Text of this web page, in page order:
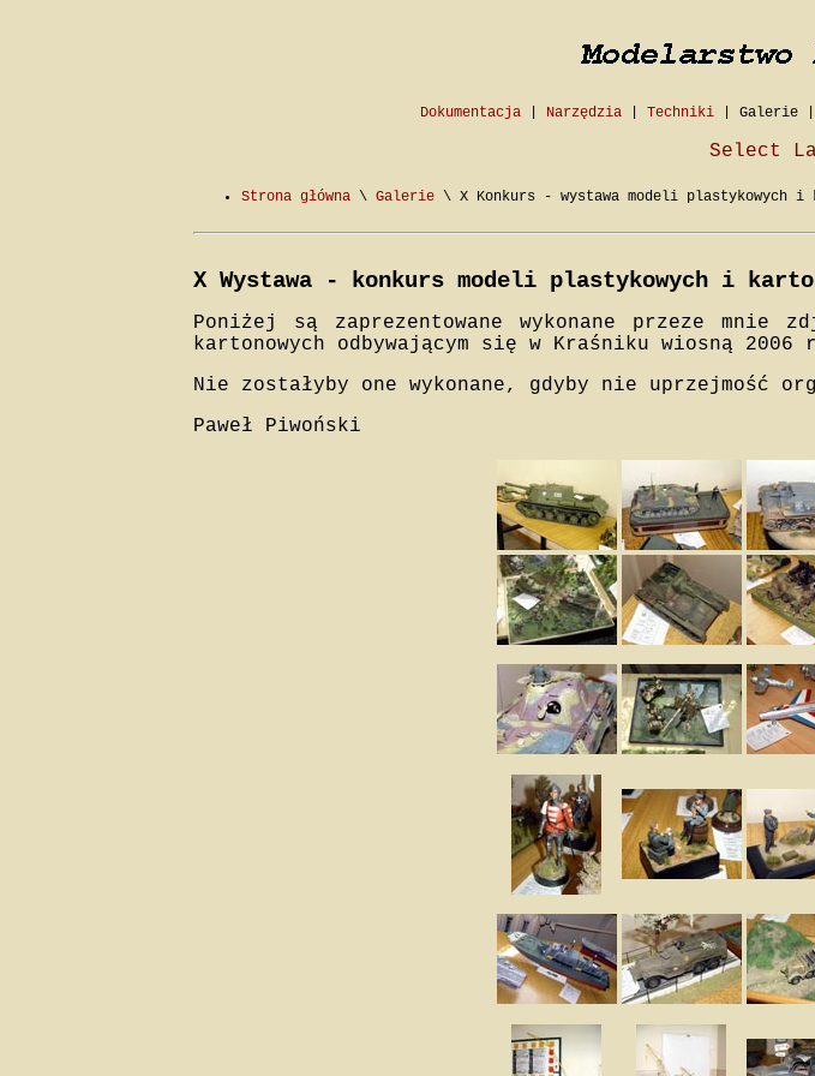
Dokumentacja| Narzędzia| Techniki| Galerie|
Select
Strona główna \ Galerie \ X Konkurs - wystawa modeli plastykowych i
X Wystawa - konkurs modeli plastykowych i
Poniżej są zaprezentowane wykonane przeze
kartonowych odbywającym się w Kraśniku wiosną 2006
Nie zostałyby one wykonane, gdyby nie uprzejmość
Paweł Piwoński